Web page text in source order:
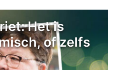
Het is
of zelfs